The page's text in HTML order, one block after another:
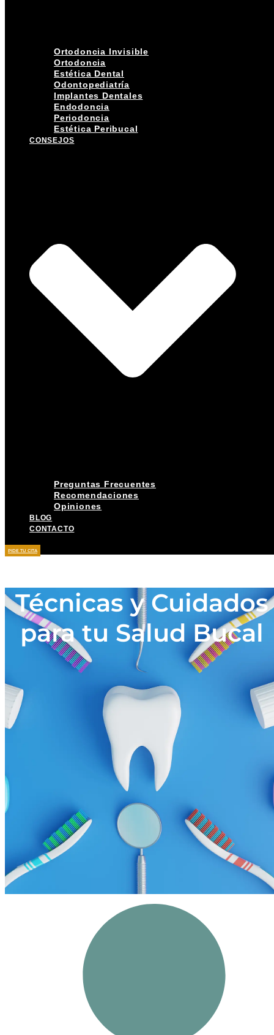
Ortodoncia Invisible
Ortodoncia
Estética Dental
Odontopediatría
Implantes Dentales
Endodoncia
Periodoncia
Estética Peribucal
CONSEJOS
Preguntas Frecuentes
Recomendaciones
Opiniones
BLOG
CONTACTO
PIDE TU CITA
Técnicas y Cuidados
para tu Salud Bucal